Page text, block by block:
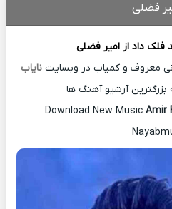
فضلی
فلک داد از امیر فضلی
معروف و کمیاب در وبسایت نایاب
آرشیو آهنگ ها
Download New Music Amir